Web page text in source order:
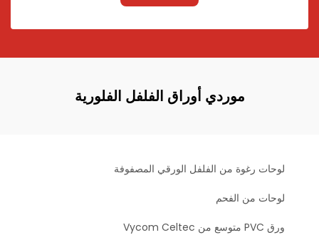
موردي أوراق الفلفل الفلورية
لوحات رغوة من الفلفل الورقي المصفوفة
لوحات من الفحم
ورق PVC متوسع من Vycom Celtec